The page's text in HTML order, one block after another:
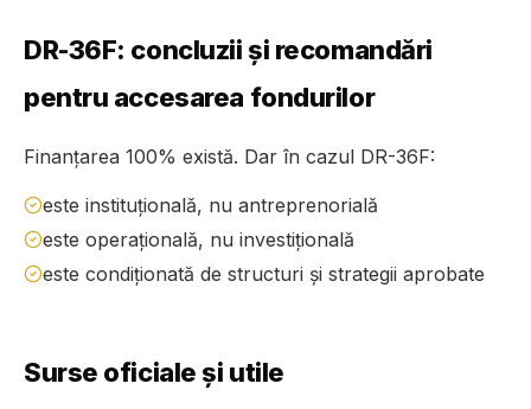
DR-36F: concluzii și recomandări
pentru accesarea fondurilor
Finanțarea 100% există. Dar în cazul DR-36F:
este instituțională, nu antreprenorială
este operațională, nu investițională
este condiționată de structuri și strategii aprobate
Surse oficiale și utile